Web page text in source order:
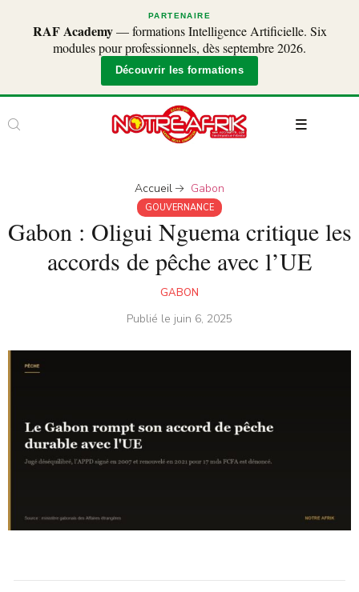
PARTENAIRE
RAF Academy— formations Intelligence Artificielle. Six
modules pour professionnels, dès septembre 2026.
Découvrir les formations
Accueil Gabon
GOUVERNANCE
Gabon : Oligui Nguema critique les
accords de pêche avec l’UE
GABON
Publié le juin 6, 2025